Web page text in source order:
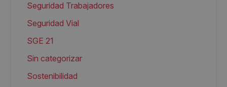
Seguridad Trabajadores
Seguridad Vial
SGE 21
Sin categorizar
Sostenibilidad